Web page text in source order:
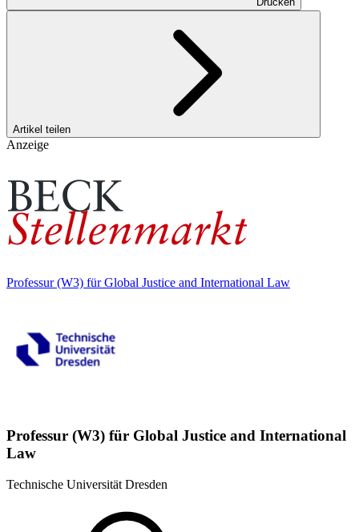
Artikel teilen
Anzeige
Professur (W3) für Global Justice and International Law
Professur (W3) für Global Justice and International
Law
Technische Universität Dresden